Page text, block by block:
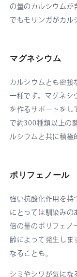
の量のカルシウムが
でもモリンガがカル
マグネシウム
カルシウムとも密接
一種です。マグネシ
を作るサポートをし
で約300種類以上の
ルシウムと共に積極
ポリフェノール
強い抗酸化作用を持
にとっては馴染みの
倍の量のポリフェノ
齢によって発生しま
なることも。
シミやシワが気にな